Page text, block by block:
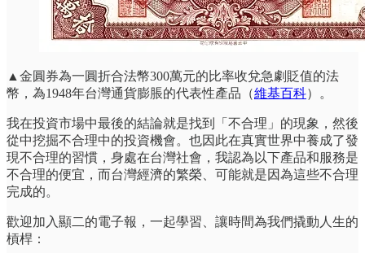
▲金圓券為一圓折合法幣300萬元的比率收兌急劇貶值的法
幣，為1948年台灣通貨膨脹的代表性產品（維基百科）。
我在投資市場中最後的結論就是找到「不合理」的現象，然後
從中挖掘不合理中的投資機會。也因此在真實世界中養成了發
現不合理的習慣，身處在台灣社會，我認為以下產品和服務是
不合理的便宜，而台灣經濟的繁榮、可能就是因為這些不合理
完成的。
歡迎加入顯二的電子報，一起學習、讓時間為我們撬動人生的
槓桿：